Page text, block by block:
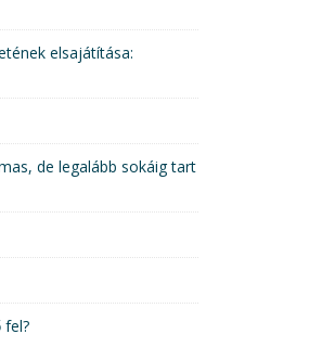
elsajátítása:
de legalább sokáig tart
fel?